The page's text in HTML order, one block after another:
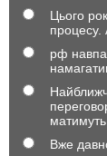
Цього
процесу.
рф
матимуть
Вже